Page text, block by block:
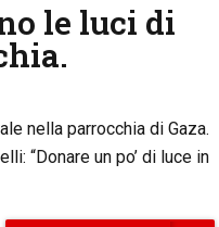
le luci di
nella parrocchia di Gaza.
“Donare un po’ di luce in